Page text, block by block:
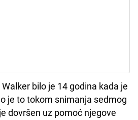
bilo je 14 godina kada je
je to tokom snimanja sedmog
dovršen uz pomoć njegove